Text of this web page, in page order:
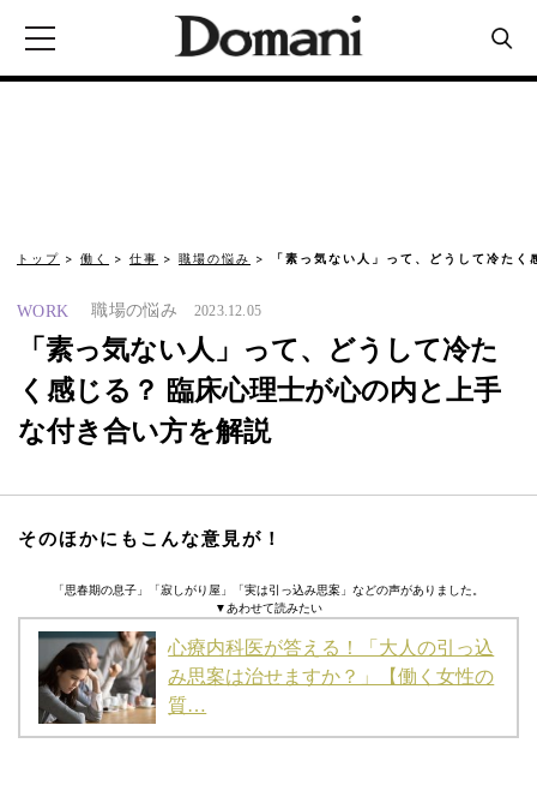
トップ 働く 仕事 職場の悩み 「素っ気ない人」って、どうして冷た
WORK 職場の悩み 2023.12.05
「素っ気ない人」って、どうして冷た
く感じる？ 臨床心理士が心の内と上手
な付き合い方を解説
そのほかにもこんな意見が！
「思春期の息子」「寂しがり屋」「実は引っ込み思案」などの声がありました。
▼あわせて読みたい
心療内科医が答える！「大人の引っ込
み思案は治せますか？」【働く女性の
質…